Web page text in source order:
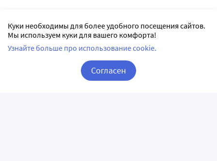
Куки необходимы для более удобного посещения сайтов.
Мы используем куки для вашего комфорта!
Узнайте больше про использование cookie.
Согласен